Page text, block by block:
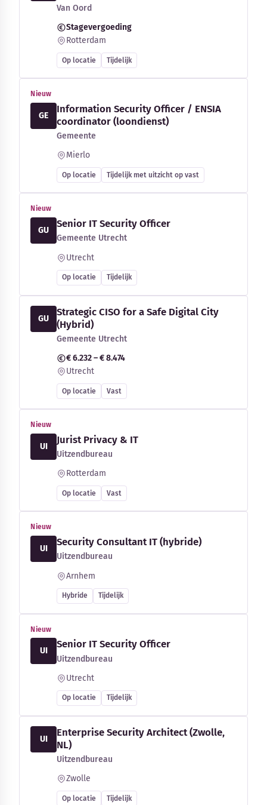
Van Oord
Stagevergoeding
Rotterdam
Op locatie Tijdelijk
Nieuw
GE
Information Security Officer / ENSIA
coordinator (loondienst)
Gemeente
Mierlo
Op locatie Tijdelijk met uitzicht op vast
Nieuw
GU
Senior IT Security Officer
Gemeente Utrecht
Utrecht
Op locatie Tijdelijk
GU
Strategic CISO for a Safe Digital City
(Hybrid)
Gemeente Utrecht
€ 6.232 – € 8.474
Utrecht
Op locatie Vast
Nieuw
UI
Jurist Privacy & IT
Uitzendbureau
Rotterdam
Op locatie Vast
Nieuw
UI
Security Consultant IT (hybride)
Uitzendbureau
Arnhem
Hybride Tijdelijk
Nieuw
UI
Senior IT Security Officer
Uitzendbureau
Utrecht
Op locatie Tijdelijk
UI
Enterprise Security Architect (Zwolle,
NL)
Uitzendbureau
Zwolle
Op locatie Tijdelijk